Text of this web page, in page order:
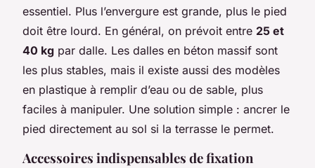
essentiel. Plus l’envergure est grande, plus le pied
doit être lourd. En général, on prévoit entre 25 et
40 kg par dalle. Les dalles en béton massif sont
les plus stables, mais il existe aussi des modèles
en plastique à remplir d’eau ou de sable, plus
faciles à manipuler. Une solution simple : ancrer le
pied directement au sol si la terrasse le permet.
Accessoires indispensables de fixation